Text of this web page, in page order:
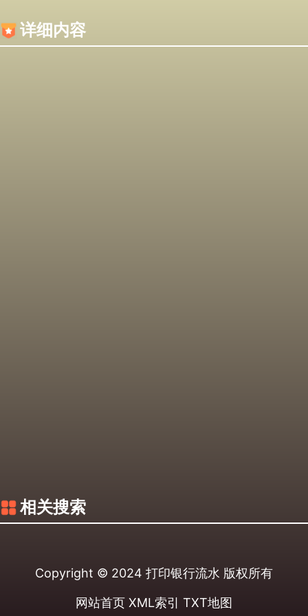
详细内容
相关搜索
Copyright © 2024 打印银行流水 版权所有
网站首页 XML索引 TXT地图